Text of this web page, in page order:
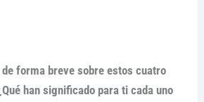
forma breve sobre estos cuatro
han significado para ti cada uno